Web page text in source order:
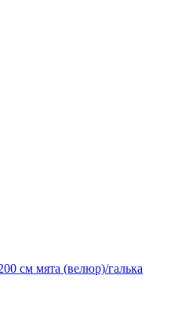
см мята (велюр)/галька